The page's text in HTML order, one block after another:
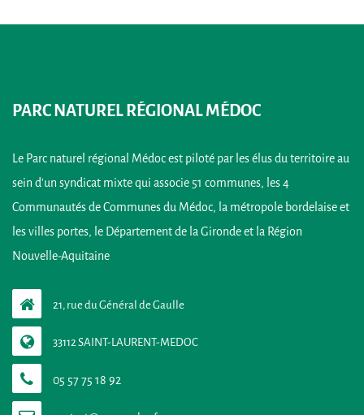
PARC NATUREL RÉGIONAL MÉDOC
Le Parc naturel régional Médoc est piloté par les élus du territoire au
sein d’un syndicat mixte qui associe 51 communes, les 4
Communautés de Communes du Médoc, la métropole bordelaise et
les villes portes, le Département de la Gironde et la Région
Nouvelle-Aquitaine
21, rue du Général de Gaulle
33112 SAINT-LAURENT-MEDOC
05 57 75 18 92